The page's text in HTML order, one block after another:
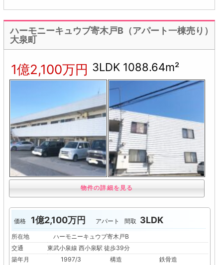
ハーモニーキュウブ寄木戸B（アパート一棟売り）
大泉町
1億2,100万円 3LDK 1088.64m²
物件の詳細を見る
価格 1億2,100万円 アパート 間取 3LDK
所在地
ハーモニーキュウブ寄木戸B
交通
東武小泉線 西小泉駅 徒歩39分
築年月
1997/3 構造 鉄骨造